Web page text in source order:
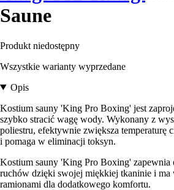
Saune
Produkt niedostępny
Wszystkie warianty wyprzedane
Opis
Kostium sauny 'King Pro Boxing' jest
szybko stracić wagę wody. Wykonany z
poliestru, efektywnie zwiększa temperaturę
i pomaga w eliminacji toksyn.
Kostium sauny 'King Pro Boxing' zapewnia
ruchów dzięki swojej miękkiej tkaninie i ma
ramionami dla dodatkowego komfortu.